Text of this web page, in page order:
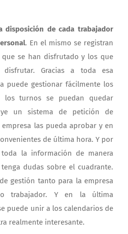
disposición de cada trabajador
. En el mismo se registran
que se han disfrutado y los que
disfrutar. Gracias a toda esa
puede gestionar fácilmente los
los turnos se puedan quedar
un sistema de petición de
las pueda aprobar y en
de última hora. Y por
la información de manera
dudas sobre el cuadrante.
gestión tanto para la empresa
trabajador. Y en la última
puede unir a los calendarios de
realmente interesante.